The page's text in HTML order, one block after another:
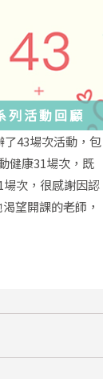
列活動回顧
了43場次活動，包
健康31場次，既
次，很感謝因認
望開課的老師，